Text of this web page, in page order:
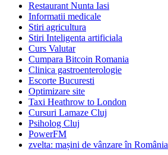
Restaurant Nunta Iasi
Informatii medicale
Stiri agricultura
Stiri Inteligenta artificiala
Curs Valutar
Cumpara Bitcoin Romania
Clinica gastroenterologie
Escorte Bucuresti
Optimizare site
Taxi Heathrow to London
Cursuri Lamaze Cluj
Psiholog Cluj
PowerFM
zvelta: mașini de vânzare în România